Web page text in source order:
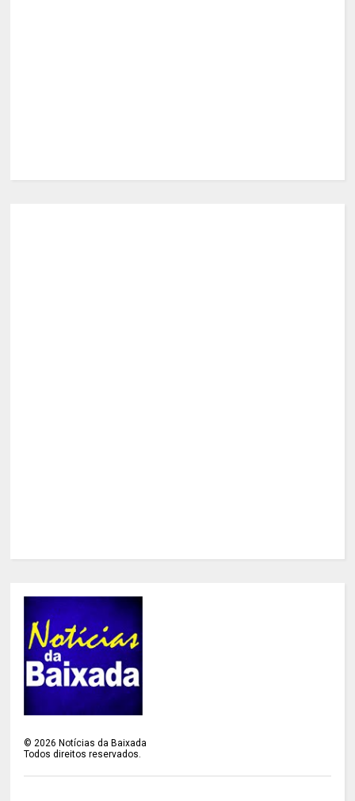
©2026 Notícias da Baixada
Todos direitos reservados.